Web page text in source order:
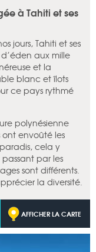
à Tahiti et ses
jours, Tahiti et ses
aux mille
et la
blanc et îlots
ce pays rythmé
polynésienne
envoûté les
paradis, cela y
passant par les
sont différents.
la diversité.
AFFICHER LA CARTE